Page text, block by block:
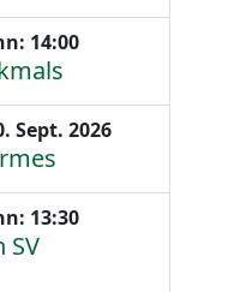
14:00
Sept. 2026
13:30
SV